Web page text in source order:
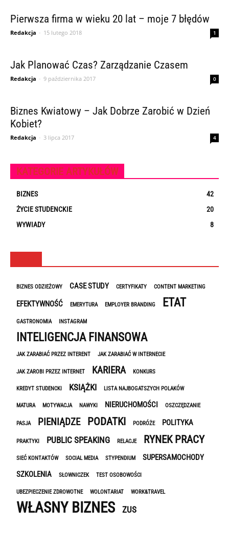
Pierwsza firma w wieku 20 lat – moje 7 błędów
Redakcja - 15 lutego 2018 1
Jak Planować Czas? Zarządzanie Czasem
Redakcja - 9 października 2017 0
Biznes Kwiatowy – Jak Dobrze Zarobić w Dzień
Kobiet?
Redakcja - 3 lipca 2017 4
KATEGORIE ARTYKUŁÓW
BIZNES
42
ŻYCIE STUDENCKIE
20
WYWIADY
8
BIZNES ODZIEŻOWY CASE STUDY CERTYFIKATY CONTENT MARKETING
EFEKTYWNOŚĆ EMERYTURA EMPLOYER BRANDING ETAT
GASTRONOMIA INSTAGRAM
INTELIGENCJA FINANSOWA
JAK ZARABIAĆ PRZEZ INTERENT JAK ZARABIAĆ W INTERNECIE
JAK ZAROBI PRZEZ INTERNET KARIERA KONKURS
KREDYT STUDENCKI KSIĄŻKI LISTA NAJBOGATSZYCH POLAKÓW
MATURA MOTYWACJA NAWYKI NIERUCHOMOŚCI OSZCZĘDZANIE
PASJA PIENIĄDZE PODATKI PODRÓŻE POLITYKA
PRAKTYKI PUBLIC SPEAKING RELACJE RYNEK PRACY
SIEĆ KONTAKTÓW SOCIAL MEDIA STYPENDIUM
SUPERSAMOCHODY
SZKOLENIA
SŁOWNICZEK TEST OSOBOWOŚCI
UBEZPIECZENIE ZDROWOTNE WOLONTARIAT WORK&TRAVEL
WŁASNY BIZNES ZUS